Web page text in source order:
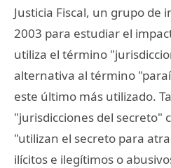
Justicia Fiscal, un grupo de
2003 para estudiar el
utiliza el término
alternativa al término
este último más utilizado.
"jurisdicciones del secreto"
"utilizan el secreto para
ilícitos e ilegítimos o